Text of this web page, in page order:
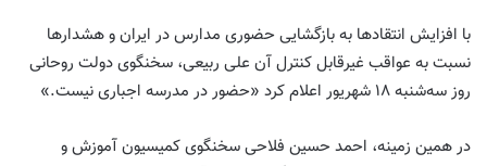
با افزایش انتقادها به بازگشایی حضوری مدارس در ایران و هشدارها
نسبت به عواقب غیرقابل کنترل آن علی ربیعی، سخنگوی دولت روحانی
روز سه‌شنبه ۱۸ شهریور اعلام کرد «حضور در مدرسه اجباری نیست.»
در همین زمینه، احمد حسین فلاحی سخنگوی کمیسیون آموزش و